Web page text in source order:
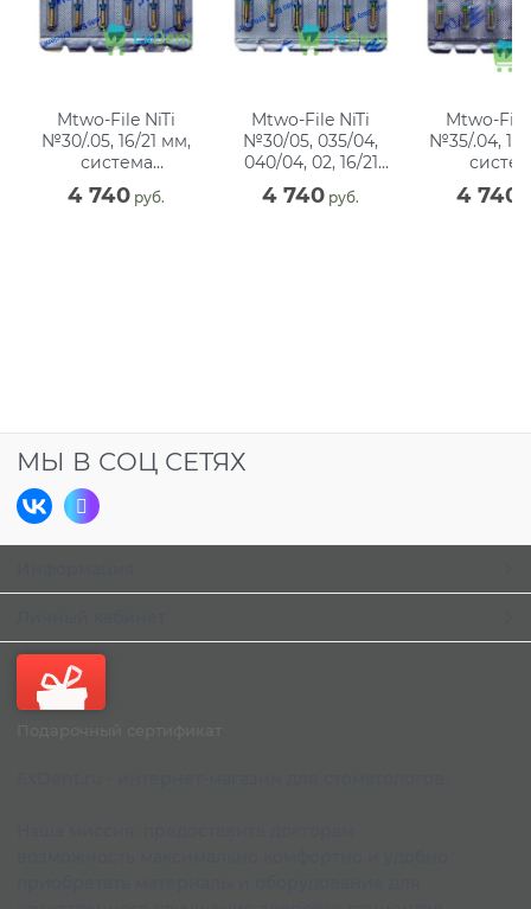
Mtwo-File NiTi
№30/.05, 16/21 мм,
система
вращающихся
файлов, блистер
4 740 руб.
Mtwo-File NiTi
№30/05, 035/04,
040/04, 02, 16/21
мм, система
вращающихся
4 740 руб.
Mtwo-File
№35/.04,
файлов,
4 740
МЫ В СОЦ СЕТЯХ